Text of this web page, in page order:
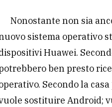
Nonostante non sia
sistema operativo
Huawei.
ben presto
Secondo la
sostituire Android;